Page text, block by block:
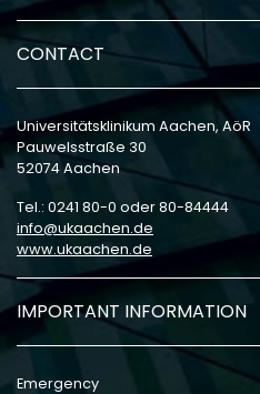
CONTACT
Universitätsklinikum Aachen, AöR
Pauwelsstraße 30
52074 Aachen
Tel.: 0241 80-0 oder 80-84444
info
ukaachen de
www.ukaachen.de
IMPORTANT INFORMATION
Emergency